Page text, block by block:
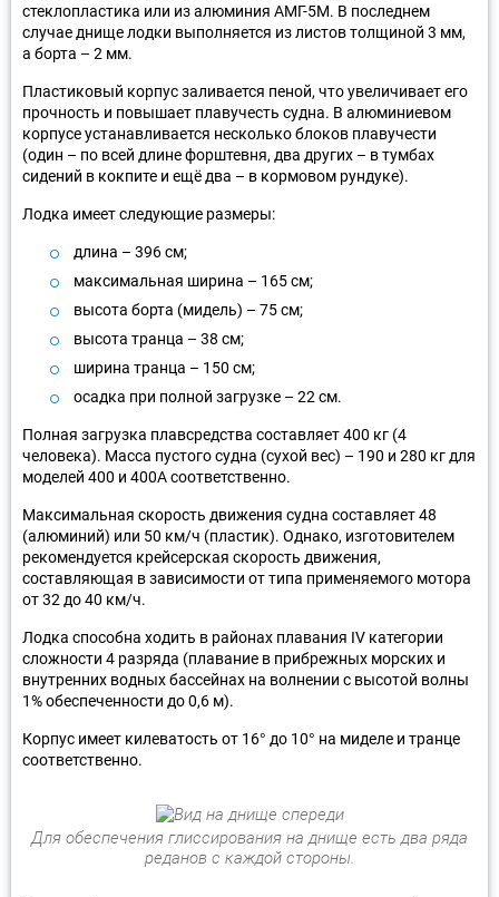
стеклопластика или из алюминия АМГ-5М. В последнем
случае днище лодки выполняется из листов толщиной 3 мм,
а борта – 2 мм.
Пластиковый корпус заливается пеной, что увеличивает его
прочность и повышает плавучесть судна. В алюминиевом
корпусе устанавливается несколько блоков плавучести
(один – по всей длине форштевня, два других – в тумбах
сидений в кокпите и ещё два – в кормовом рундуке).
Лодка имеет следующие размеры:
длина – 396 см;
максимальная ширина – 165 см;
высота борта (мидель) – 75 см;
высота транца – 38 см;
ширина транца – 150 см;
осадка при полной загрузке – 22 см.
Полная загрузка плавсредства составляет 400 кг (4
человека). Масса пустого судна (сухой вес) – 190 и 280 кг для
моделей 400 и 400А соответственно.
Максимальная скорость движения судна составляет 48
(алюминий) или 50 км/ч (пластик). Однако, изготовителем
рекомендуется крейсерская скорость движения,
составляющая в зависимости от типа применяемого мотора
от 32 до 40 км/ч.
Лодка способна ходить в районах плавания IV категории
сложности 4 разряда (плавание в прибрежных морских и
внутренних водных бассейнах на волнении с высотой волны
1% обеспеченности до 0,6 м).
Корпус имеет килеватость от 16° до 10° на миделе и транце
соответственно.
Для обеспечения глиссирования на днище есть два ряда
реданов с каждой стороны.